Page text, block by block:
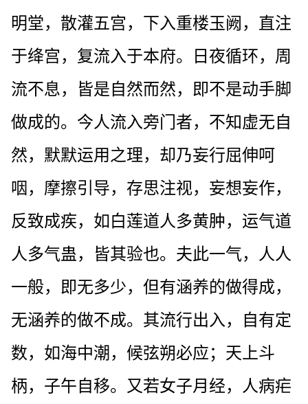
明堂，散灌五宫，下入重楼玉阙，直注
于绛宫，复流入于本府。日夜循环，周
流不息，皆是自然而然，即不是动手脚
做成的。今人流入旁门者，不知虚无自
然，默默运用之理，却乃妄行屈伸呵
咽，摩擦引导，存思注视，妄想妄作，
反致成疾，如白莲道人多黄肿，运气道
人多气蛊，皆其验也。夫此一气，人人
一般，即无多少，但有涵养的做得成，
无涵养的做不成。其流行出入，自有定
数，如海中潮，候弦朔必应；天上斗
柄，子午自移。又若女子月经，人病疟